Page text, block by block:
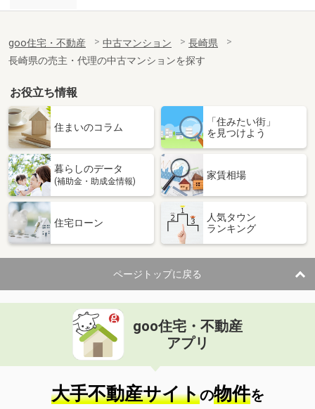
goo住宅・不動産 中古マンション
長崎県
長崎県の売主・代理の中古マンションを探す
お役立ち情報
住まいのコラム
「住みたい街」
を見つけよう
暮らしのデータ
(補助金・助成金情報)
家賃相場
住宅ローン
人気タウン
ランキング
ページトップに戻る
goo住宅・不動産
アプリ
大手不動産サイトの物件を